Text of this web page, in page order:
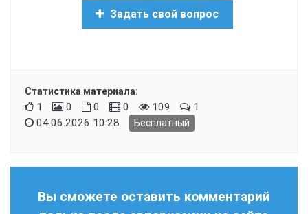
Задать свой вопрос
Статистика материала:
1 0 0 0 109
1
04.06.2026 10:28
Бесплатный
Вы сможете оставить комментарий